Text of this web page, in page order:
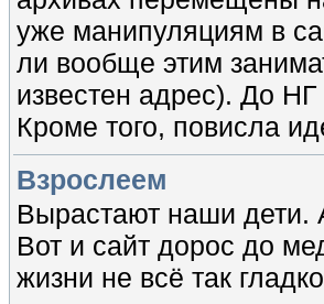
уже манипуляциям в
ли вообще этим
известен адрес). До НГ
Кроме того, повисла
Взрослеем
Вырастают наши дети.
Вот и сайт дорос до
жизни не всё так